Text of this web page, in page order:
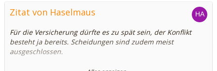
Zitat von Haselmaus
Für die Versicherung dürfte es zu spät sein, der Konflikt
besteht ja bereits. Scheidungen sind zudem meist
ausgeschlossen.